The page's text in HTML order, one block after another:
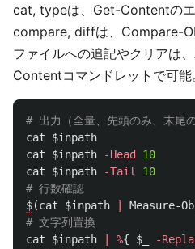
cat, typeは、Get-Contentのエ
compare, diffは、Compare-
ファイルへの追記やクリアは
Contentコマンドレットで可能
# 出力（全量、先頭のみ、末尾の
cat
$inpath
cat
$inpath -Head
10
cat
$inpath -Tail
10
# 行数確認
$(cat $inpath Measure-
# 文字列置換
cat
$inpath %{ $_ -